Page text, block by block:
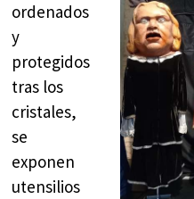
ordenados
y
protegidos
tras los
cristales,
se
exponen
utensilios